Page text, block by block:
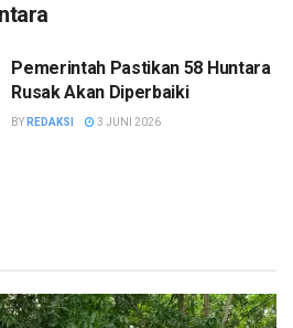
Pemerintah Pastikan 58 Huntara
Rusak Akan Diperbaiki
BY REDAKSI 3 JUNI 2026